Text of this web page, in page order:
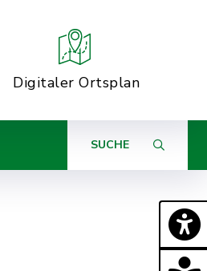
Digitaler Ortsplan
SUCHE